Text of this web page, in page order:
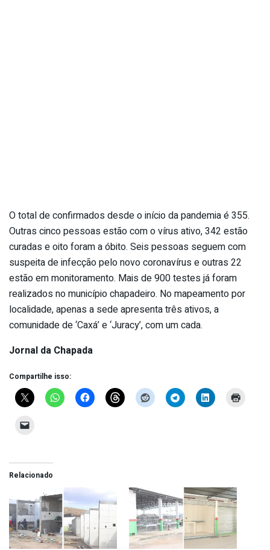
O total de confirmados desde o início da pandemia é 355.
Outras cinco pessoas estão com o vírus ativo, 342 estão
curadas e oito foram a óbito. Seis pessoas seguem com
suspeita de infecção pelo novo coronavírus e outras 22
estão em monitoramento. Mais de 900 testes já foram
realizados no município chapadeiro. No mapeamento por
localidade, apenas a sede apresenta três ativos, a
comunidade de ‘Caxá’ e ‘Juracy’, com um cada.
Jornal da Chapada
Compartilhe isso:
Relacionado